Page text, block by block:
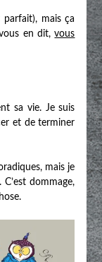
parfait), mais ça
en dit,vous
sa vie. Je suis
et de terminer
mais je
dommage,